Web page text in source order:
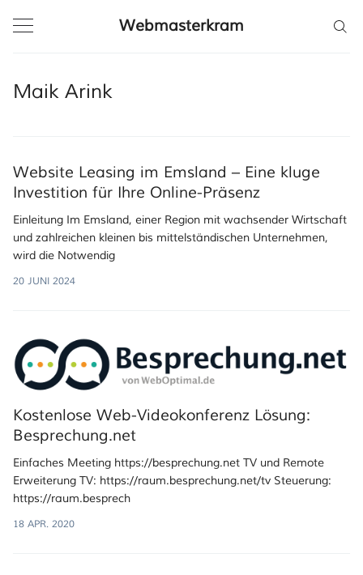
Webmasterkram
Maik Arink
Website Leasing im Emsland – Eine kluge
Investition für Ihre Online-Präsenz
Einleitung Im Emsland, einer Region mit wachsender Wirtschaft
und zahlreichen kleinen bis mittelständischen Unternehmen,
wird die Notwendig
20 JUNI 2024
Kostenlose Web-Videokonferenz Lösung:
Besprechung.net
Einfaches Meeting https://besprechung.net TV und Remote
Erweiterung TV: https://raum.besprechung.net/tv Steuerung:
https://raum.besprech
18 APR. 2020